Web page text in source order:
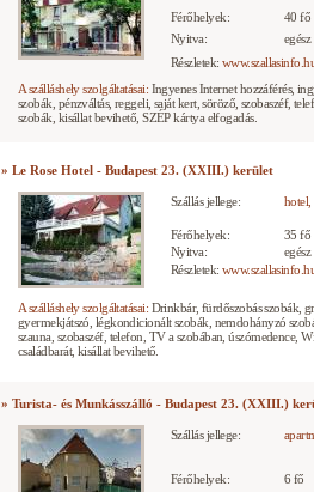
Férőhelyek:
40 fő
Nyitva:
Részletek:
A szálláshely szolgáltatásai: Ingyenes Internet hozzáférés,
szobák, pénzváltás, reggeli, saját kert, söröző, szobaszéf,
szobák, kisállat bevihető, SZÉP kártya elfogadás.
» Le Rose Hotel - Budapest 23. (XXIII.) kerület
Szállás jellege: hotel,
Férőhelyek:
35 fő
Nyitva:
Részletek:
A szálláshely szolgáltatásai: Drinkbár, fürdőszobás szobák,
gyermekjátszó, légkondicionált szobák, nemdohányzó
szauna, szobaszéf, telefon, TV a szobában, úszómedence,
családbarát, kisállat bevihető.
» Turista- és Munkásszálló - Budapest 23. (XXIII.)
Szállás jellege:
Férőhelyek:
6 fő